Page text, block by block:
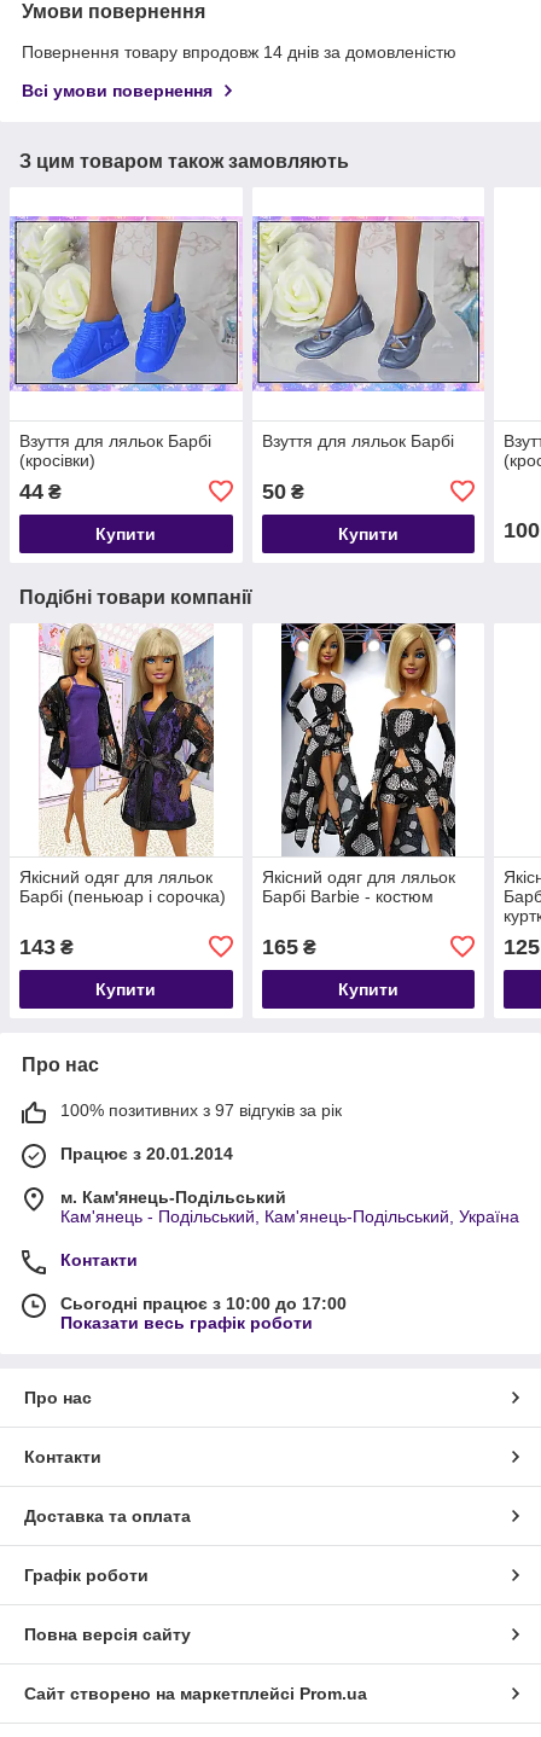
Умови повернення
Повернення товару впродовж 14 днів за домовленістю
Всі умови повернення
З цим товаром також замовляють
Взуття для ляльок Барбі
(кросівки)
44 ₴
Купити
Взуття для ляльок Барбі
50₴
Купити 100
Подібні товари компанії
Якісний одяг для ляльок
Барбі (пеньюар і сорочка)
143 ₴
Купити
Якісний одяг для ляльок
Барбі Barbie - костюм
165₴
Купити
125
Про нас
100% позитивних з 97 відгуків за рік
Працює з 20.01.2014
м. Кам'янець-Подільський
Кам'янець - Подільський, Кам'янець-Подільський, Україна
Контакти
Сьогодні працює з 10:00 до 17:00
Показати весь графік роботи
Про нас
Контакти
Доставка та оплата
Графік роботи
Повна версія сайту
Сайт створено на маркетплейсі Prom.ua